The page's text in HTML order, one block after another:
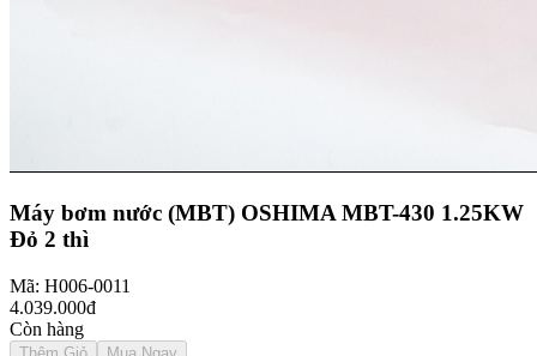
Máy bơm nước (MBT) OSHIMA MBT-430 1.25KW
Đỏ 2 thì
Mã: H006-0011
4.039.000đ
Còn hàng
Thêm Giỏ Mua Ngay